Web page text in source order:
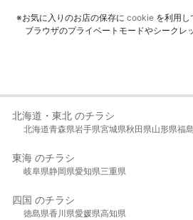
※お気に入りのお店の保存に cookie を利用し
ブラウザのプライベートモードやシークレ
北海道・東北 のチラシ
北海道青森県岩手県宮城県秋田県山形県福
東海 のチラシ
岐阜県静岡県愛知県三重県
四国 のチラシ
徳島県香川県愛媛県高知県